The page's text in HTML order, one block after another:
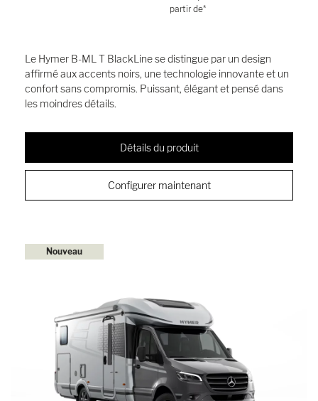
partir de*
Le Hymer B-ML T BlackLine se distingue par un design
affirmé aux accents noirs, une technologie innovante et un
confort sans compromis. Puissant, élégant et pensé dans
les moindres détails.
Détails du produit
Configurer maintenant
Nouveau